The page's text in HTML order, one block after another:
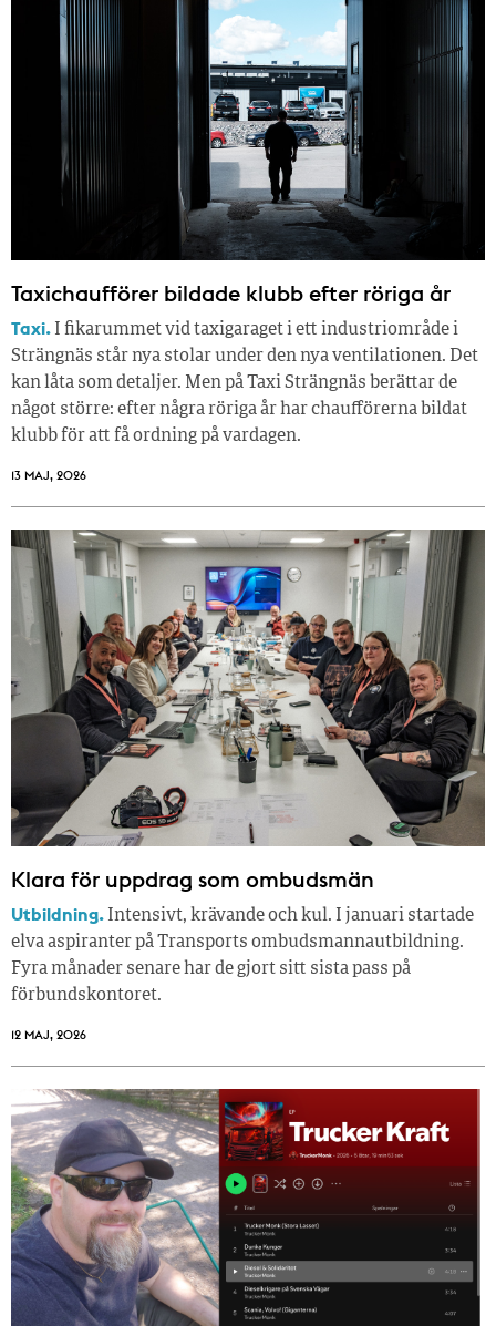
Taxichaufförer bildade klubb efter röriga år
Taxi. I fikarummet vid taxigaraget i ett industriområde i
Strängnäs står nya stolar under den nya ventilationen. Det
kan låta som detaljer. Men på Taxi Strängnäs berättar de
något större: efter några röriga år har chaufförerna bildat
klubb för att få ordning på vardagen.
13 MAJ, 2026
Klara för uppdrag som ombudsmän
Utbildning. Intensivt, krävande och kul. I januari startade
elva aspiranter på Transports ombudsmannautbildning.
Fyra månader senare har de gjort sitt sista pass på
förbundskontoret.
12 MAJ, 2026